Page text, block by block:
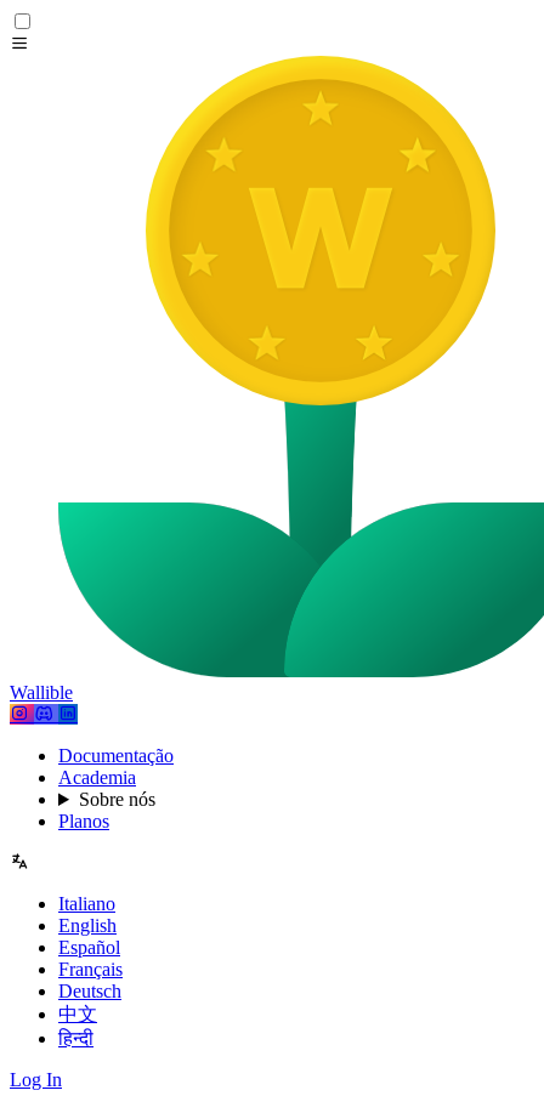
Wallible
Documentação
Academia
Sobre nós
Planos
Italiano
English
Español
Français
Deutsch
中文
हिन्दी
Log In